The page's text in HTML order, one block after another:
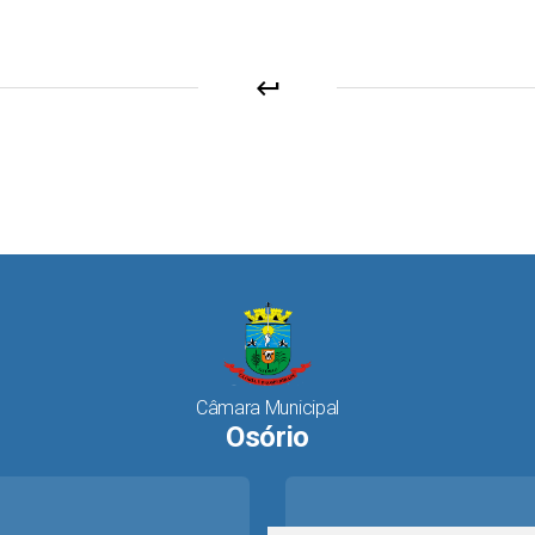
keyboard_return
Câmara Municipal
Osório